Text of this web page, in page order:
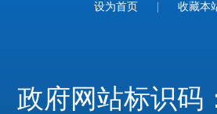
设为首页 收藏本
政府网站标识码